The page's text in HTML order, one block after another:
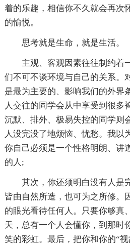
着的乐趣，相信你不久就会再次
的愉悦。
思考就是生命，就是生活。
主观、客观因素往往制约着
们不可不谈环境与自己的关系。
是最为主要的、影响我们的外界
人交往的同学会从中享受到很多
沉默、排外、极易失控的同学则
人没完没了地烦恼、忧愁。我以
你自己必须是一个性格明朗、讲
的人;
其次，你还须明白没有人是
皆由自然所造，也可为之所修。
的眼光看待任何人。只要你够真
天，总有一个人会懂你，到那时
笑的彩虹。最后，把你和你的“